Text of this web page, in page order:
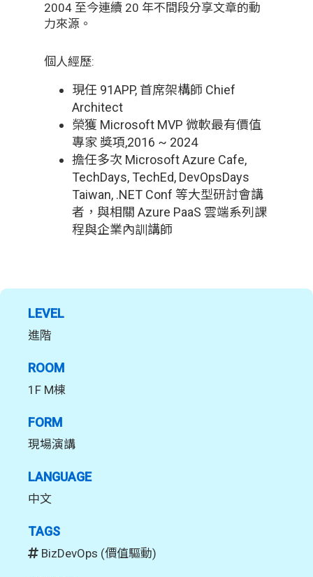
2004 至今連續 20 年不間段分享文章的動
力來源。
個人經歷:
現任 91APP, 首席架構師 Chief
Architect
榮獲 Microsoft MVP 微軟最有價值
專家 獎項,2016 ~ 2024
擔任多次 Microsoft Azure Cafe,
TechDays, TechEd, DevOpsDays
Taiwan, .NET Conf 等大型研討會講
者，與相關 Azure PaaS 雲端系列課
程與企業內訓講師
LEVEL
進階
ROOM
1F M棟
FORM
現場演講
LANGUAGE
中文
TAGS
BizDevOps (價值驅動)